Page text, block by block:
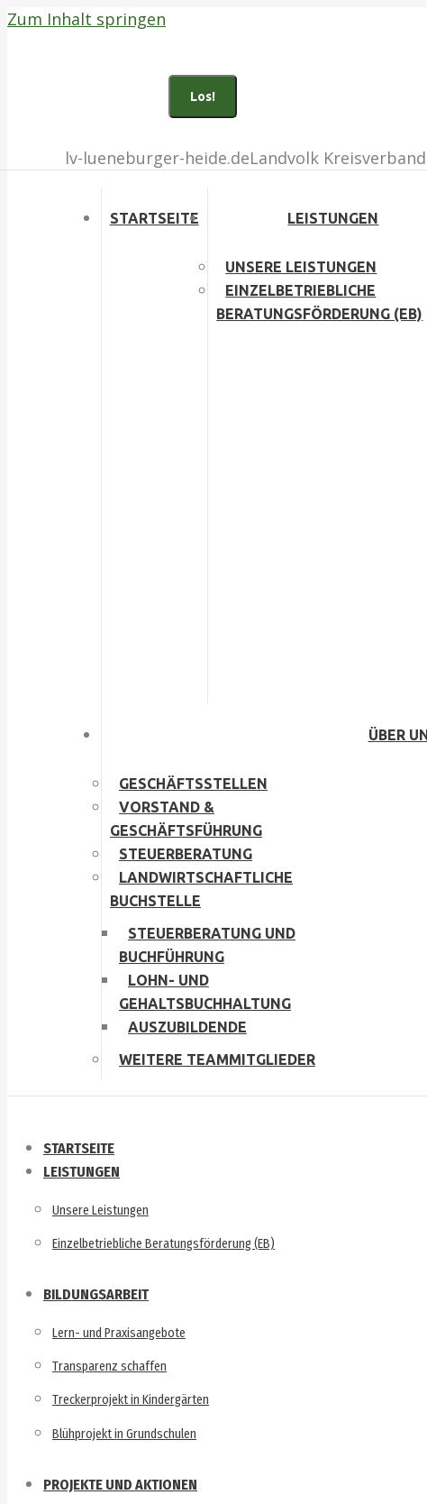
Zum Inhalt springen
lv-lueneburger-heide.deLandvolk
STARTSEITE LEISTUNGEN
UNSERE LEISTUNGEN
EINZELBETRIEBLICHE
BERATUNGSFÖRDERUNG (EB)
ÜBER
GESCHÄFTSSTELLEN
VORSTAND &
GESCHÄFTSFÜHRUNG
STEUERBERATUNG
LANDWIRTSCHAFTLICHE
BUCHSTELLE
STEUERBERATUNG UND
BUCHFÜHRUNG
LOHN- UND
GEHALTSBUCHHALTUNG
AUSZUBILDENDE
WEITERE TEAMMITGLIEDER
STARTSEITE
LEISTUNGEN
Unsere Leistungen
Einzelbetriebliche Beratungsförderung (EB)
BILDUNGSARBEIT
Lern- und Praxisangebote
Transparenz schaffen
Treckerprojekt in Kindergärten
Blühprojekt in Grundschulen
PROJEKTE UND AKTIONEN